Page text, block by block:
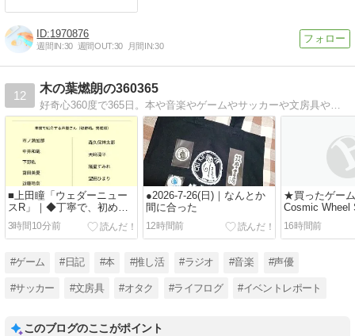
1970876
週間IN:30 週間OUT:30 月間IN:30
12
木の葉燃朗の360365
好奇心360度で365日。本や音楽やゲームやサッカーや文房具やラジオ番組についてのブログ。
■上田瞳「ウェダーニュー
スR」｜◆丁寧で、初めて
聴く人にも入りやすいラジ
オ。｜C108新刊収録
3時間10分前
●2026-7-26(日)｜なんとか
間に合った
12時間前
★買ったゲー
Cosmic Wheel
16時間前
#ゲーム #日記 #本 #推し活 #ラジオ #音楽 #声優
#サッカー #文房具 #オタク #ライフログ #イベントレポート
このブログのここがポイント